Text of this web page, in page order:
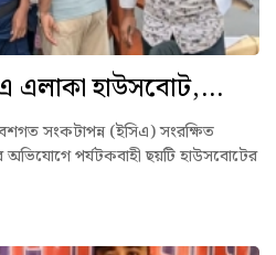
এলাকা হাউসবোট,...
সংকটাপন্ন (ইসিএ) সংরক্ষিত
পর্যটকবাহী ছয়টি হাউসবোটের